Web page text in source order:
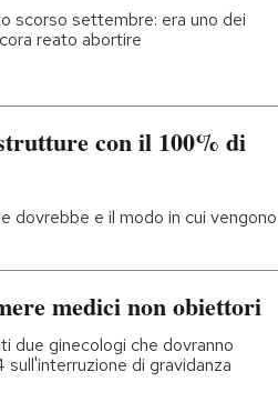
scorso settembre: era uno dei
reato abortire
con il 100% di
dovrebbe e il modo in cui vengono
medici non obiettori
due ginecologi che dovranno
di gravidanza